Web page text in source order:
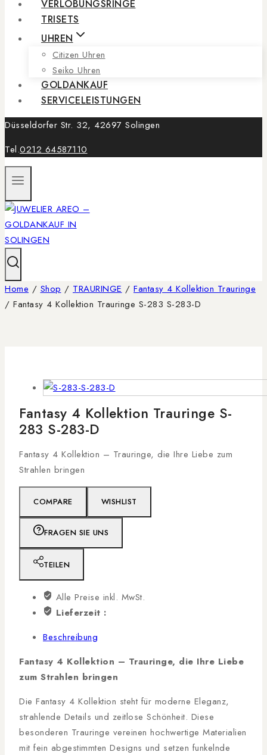
VERLOBUNGSRINGE
TRISETS
UHREN
Citizen Uhren
Seiko Uhren
GOLDANKAUF
SERVICELEISTUNGEN
Düsseldorfer Str. 32, 42697 Solingen
Tel.0212 64587110
Home / Shop / TRAURINGE / Fantasy 4 Kollektion Trauringe
/ Fantasy 4 Kollektion Trauringe S-283 S-283-D
Fantasy 4 Kollektion Trauringe S-
283 S-283-D
Fantasy 4 Kollektion – Trauringe, die Ihre Liebe zum
Strahlen bringen
COMPARE WISHLIST
FRAGEN SIE UNS
TEILEN
Alle Preise inkl. MwSt.
Lieferzeit :
Beschreibung
Fantasy 4 Kollektion – Trauringe, die Ihre Liebe
zum Strahlen bringen
Die Fantasy 4 Kollektion steht für moderne Eleganz,
strahlende Details und zeitlose Schönheit. Diese
besonderen Trauringe vereinen hochwertige Materialien
mit fein abgestimmten Designs und setzen funkelnde